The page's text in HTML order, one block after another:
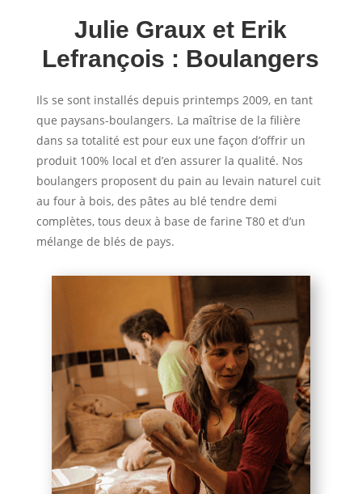
Julie Graux et Erik
Lefrançois : Boulangers
Ils se sont installés depuis printemps 2009, en tant
que paysans-boulangers. La maîtrise de la filière
dans sa totalité est pour eux une façon d’offrir un
produit 100% local et d’en assurer la qualité. Nos
boulangers proposent du pain au levain naturel cuit
au four à bois, des pâtes au blé tendre demi
complètes, tous deux à base de farine T80 et d’un
mélange de blés de pays.